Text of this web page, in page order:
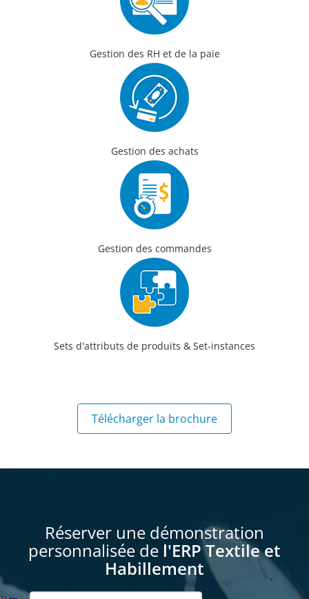
Gestion des RH et de la paie
Gestion des achats
Gestion des commandes
Sets d'attributs de produits & Set-instances
Télécharger la brochure
Réserver une démonstration
personnalisée de l'ERP Textile et
Habillement